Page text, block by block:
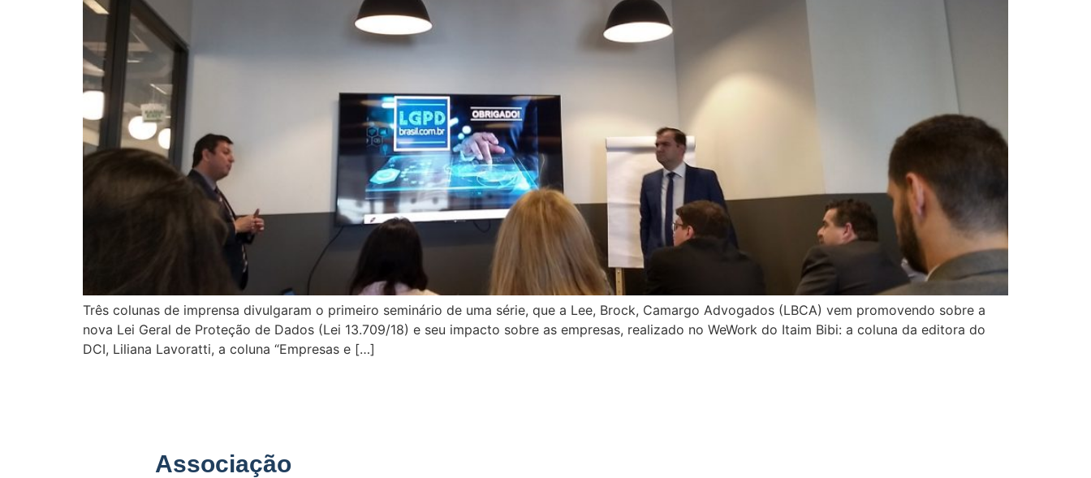
Três colunas de imprensa divulgaram o primeiro seminário de uma série, que a Lee, Brock, Camargo Advogados (LBCA) vem promovendo sobre a
nova Lei Geral de Proteção de Dados (Lei 13.709/18) e seu impacto sobre as empresas, realizado no WeWork do Itaim Bibi: a coluna da editora do
DCI, Liliana Lavoratti, a coluna “Empresas e […]
Associação